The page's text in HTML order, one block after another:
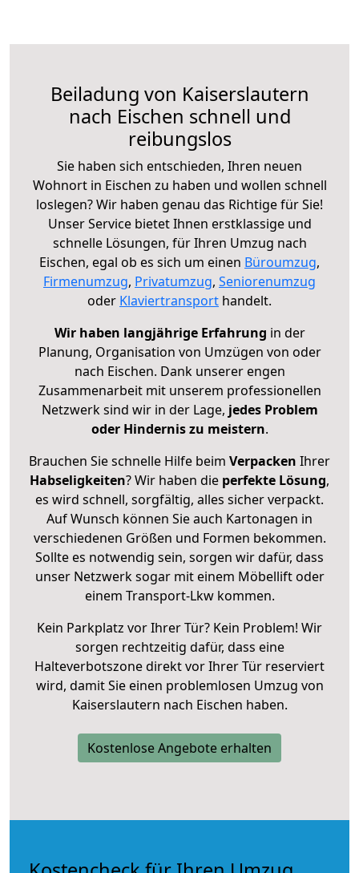
Beiladung von Kaiserslautern
nach Eischen schnell und
reibungslos
Sie haben sich entschieden, Ihren neuen
Wohnort in Eischen zu haben und wollen schnell
loslegen? Wir haben genau das Richtige für Sie!
Unser Service bietet Ihnen erstklassige und
schnelle Lösungen, für Ihren Umzug nach
Eischen, egal ob es sich um einen Büroumzug,
Firmenumzug, Privatumzug, Seniorenumzug
oder Klaviertransport handelt.
Wir haben langjährige Erfahrung in der
Planung, Organisation von Umzügen von oder
nach Eischen. Dank unserer engen
Zusammenarbeit mit unserem professionellen
Netzwerk sind wir in der Lage, jedes Problem
oder Hindernis zu meistern.
Brauchen Sie schnelle Hilfe beim Verpacken Ihrer
Habseligkeiten? Wir haben die perfekte Lösung,
es wird schnell, sorgfältig, alles sicher verpackt.
Auf Wunsch können Sie auch Kartonagen in
verschiedenen Größen und Formen bekommen.
Sollte es notwendig sein, sorgen wir dafür, dass
unser Netzwerk sogar mit einem Möbellift oder
einem Transport-Lkw kommen.
Kein Parkplatz vor Ihrer Tür? Kein Problem! Wir
sorgen rechtzeitig dafür, dass eine
Halteverbotszone direkt vor Ihrer Tür reserviert
wird, damit Sie einen problemlosen Umzug von
Kaiserslautern nach Eischen haben.
Kostenlose Angebote erhalten